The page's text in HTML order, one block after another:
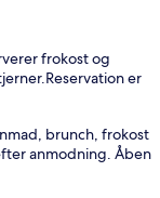
frokost og
er
brunch, frokost
anmodning. Åben